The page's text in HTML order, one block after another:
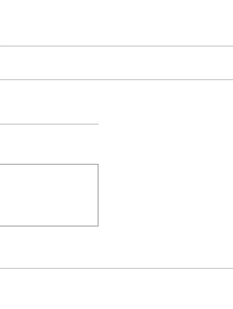
MARIA ELENA: PDI investiga